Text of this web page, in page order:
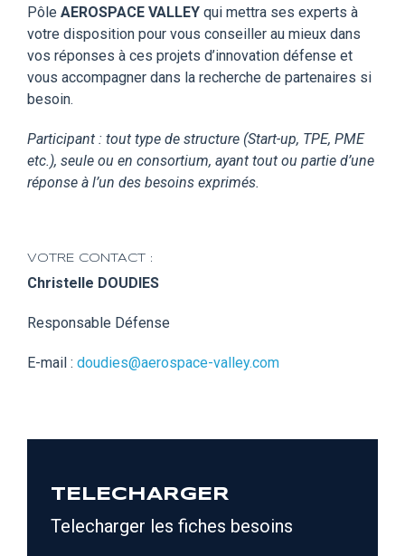
Pôle AEROSPACE VALLEY qui mettra ses experts à
votre disposition pour vous conseiller au mieux dans
vos réponses à ces projets d’innovation défense et
vous accompagner dans la recherche de partenaires si
besoin.
Participant : tout type de structure (Start-up, TPE, PME
etc.), seule ou en consortium, ayant tout ou partie d’une
réponse à l’un des besoins exprimés.
VOTRE CONTACT :
Christelle DOUDIES
Responsable Défense
E-mail : doudies@aerospace-valley.com
TELECHARGER
Telecharger les fiches besoins